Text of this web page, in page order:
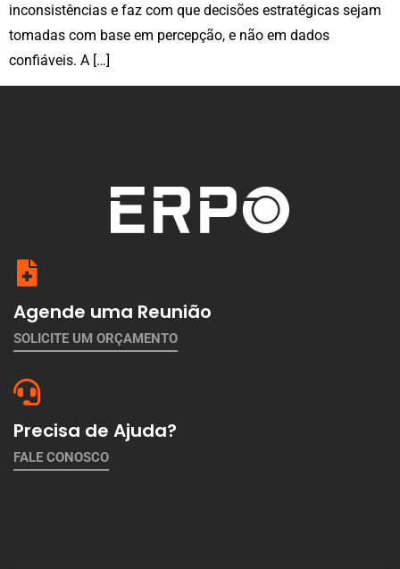
inconsistências e faz com que decisões estratégicas sejam
tomadas com base em percepção, e não em dados
confiáveis. A […]
Agende uma Reunião
SOLICITE UM ORÇAMENTO
Precisa de Ajuda?
FALE CONOSCO